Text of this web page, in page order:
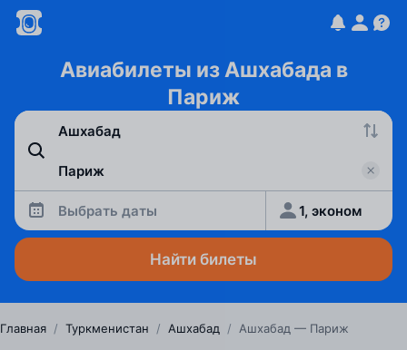
Авиабилеты из Ашхабада в
Париж
Выбрать даты 1, эконом
Найти билеты
Главная / Туркменистан / Ашхабад / Ашхабад — Париж